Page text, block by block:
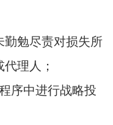
勉尽责对损失所
理人；
序中进行战略投